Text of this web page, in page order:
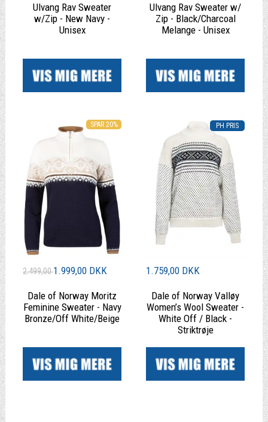
Ulvang Rav Sweater
w/Zip - New Navy -
Unisex
Ulvang Rav Sweater w/
Zip - Black/Charcoal
Melange - Unisex
SPAR 20%
2.499,001.999,00 DKK
Dale of Norway Moritz
Feminine Sweater - Navy
Bronze/Off White/Beige
1.759,00 DKK
Dale of Norway Valløy
Women’s Wool Sweater -
White Off / Black -
Striktrøje